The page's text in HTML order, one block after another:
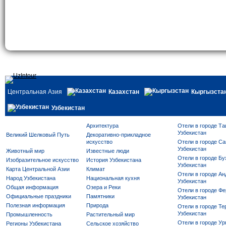
Центральная Азия Казахстан
Узбекистан
Архитектура
Великий Шелковый Путь
Декоративно-прикладное
искусство
Животный мир
Известные люди
Изобразительное искусство
История Узбекистана
Карта Центральной Азии
Климат
Народ Узбекистана
Национальная кухня
Общая информация
Озера и Реки
Официальные праздники
Памятники
Полезная информация
Природа
Промышленность
Растительный мир
Регионы Узбекистана
Сельское хозяйство
Отели в городе
Узбекистан
Отели в городе
Узбекистан
Отели в городе
Узбекистан
Отели в городе
Узбекистан
Отели в городе
Узбекистан
Отели в городе
Узбекистан
Отели в городе